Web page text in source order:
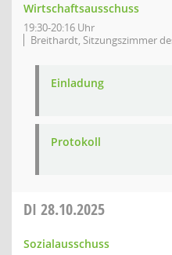
Wirtschaftsausschuss
19:30-20:16 Uhr
Breithardt, Sitzungszimmer
Einladung
Protokoll
DI 28.10.2025
Sozialausschuss